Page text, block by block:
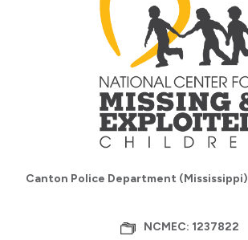
Canton Police Department (Mississippi)
NCMEC: 1237822